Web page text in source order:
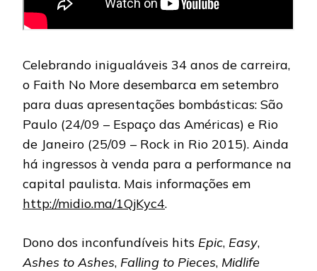
Celebrando inigualáveis 34 anos de carreira,
o Faith No More desembarca em setembro
para duas apresentações bombásticas: São
Paulo (24/09 – Espaço das Américas) e Rio
de Janeiro (25/09 – Rock in Rio 2015). Ainda
há ingressos à venda para a performance na
capital paulista. Mais informações em
http://midio.ma/1QjKyc4.
Dono dos inconfundíveis hits Epic, Easy,
Ashes to Ashes, Falling to Pieces, Midlife